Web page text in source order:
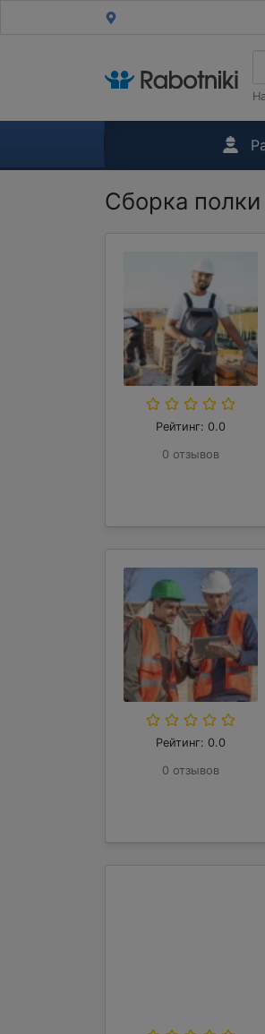
Сборка полки
Рейтинг: 0.0
0 отзывов
Рейтинг: 0.0
0 отзывов